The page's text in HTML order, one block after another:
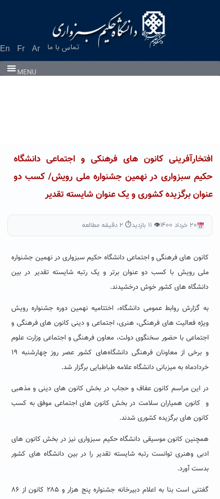
En Fr Ar تماس با ما
MENU
افتخارآفرینی کانون های فرهنکی و اجتماعی دانشگاه
حکیم سبزواری در نهمین جشنواره ملی رویش/ کسب دو
عنوان برگزیده کشوری و یک عنوان شایسته تقدیر
۲۰ خرداد ۱۴۰۰ 👁 ۱۱ بازدید ⏱ ۲ دقیقه مطالعه
کانون های فرهنگی و اجتماعی دانشگاه حکیم سبزواری در نهمین جشنواره
ملی رویش با کسب دو عنوان برتر و یک رتبه شایسته تقدیر در بین
دانشگاه های کشور خوش درخشیدند.
به گزارش روابط عمومی دانشگاه، اختتامیه نهمین دوره جشنواره رویش
ویژه فعالیت های فرهنگی، هنری، اجتماعی و دینی کانون های فرهنگی و
اجتماعی با حضور سخنگوی دولت، معاون فرهنگی و اجتماعی وزارت علوم
و برخی از معاونان فرهنگی دانشگاه‌های کشور عصر روز چهارشنبه ۱۹
خردادماه به میزبانی دانشگاه علامه طباطبایی برگزار شد.
در این مراسم کانون عفاف و حجاب در بخش کانون های دینی و مذهبی
و کانون همیاران سلامت در بخش کانون های اجتماعی موفق به کسب
کانون های برگزیده کشوری شدند.
همچنین کانون موسیقی دانشگاه حکیم سبزواری نیز در بخش کانون های
ادبی وهنری توانست رتبه شایسته تقدیر را در بین دانشگاه های کشور
بدست آورد.
گفتنی است بنا به اعلام دبیرخانه جشنواره پنج هزار و ۲۸۵ کانون از ۸۶